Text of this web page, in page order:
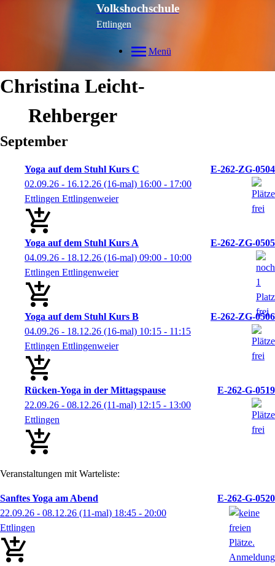
Volkshochschule
Ettlingen
Menü
Christina Leicht-
Rehberger
September
Yoga auf dem Stuhl Kurs C
E-262-ZG-0504
02.09.26 - 16.12.26 (16-mal) 16:00 - 17:00
Ettlingen Ettlingenweier
Yoga auf dem Stuhl Kurs A
E-262-ZG-0505
04.09.26 - 18.12.26 (16-mal) 09:00 - 10:00
Ettlingen Ettlingenweier
Yoga auf dem Stuhl Kurs B
E-262-ZG-0506
04.09.26 - 18.12.26 (16-mal) 10:15 - 11:15
Ettlingen Ettlingenweier
Rücken-Yoga in der Mittagspause
E-262-G-0519
22.09.26 - 08.12.26 (11-mal) 12:15 - 13:00
Ettlingen
Veranstaltungen mit Warteliste:
Sanftes Yoga am Abend
E-262-G-0520
22.09.26 - 08.12.26 (11-mal) 18:45 - 20:00
Ettlingen